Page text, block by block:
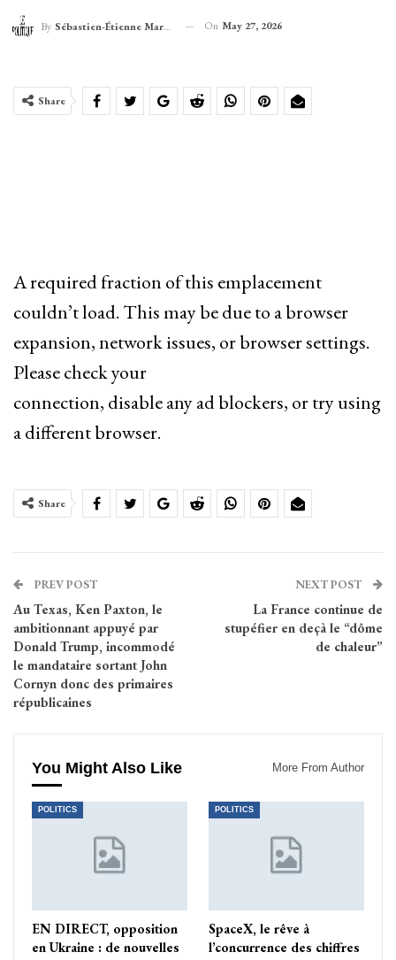
By Sébastien-Étienne Marechal On May 27, 2026
Share
A required fraction of this emplacement
couldn’t load. This may be due to a browser
expansion, network issues, or browser settings.
Please check your
connection, disable any ad blockers, or try using
a different browser.
Share
PREV POST
Au Texas, Ken Paxton, le
ambitionnant appuyé par
Donald Trump, incommodé
le mandataire sortant John
Cornyn donc des primaires
républicaines
NEXT POST
La France continue de
stupéfier en deçà le “dôme
de chaleur”
You Might Also Like More From Author
POLITICS
EN DIRECT, opposition
en Ukraine : de nouvelles
POLITICS
SpaceX, le rêve à
l’concurrence des chiffres